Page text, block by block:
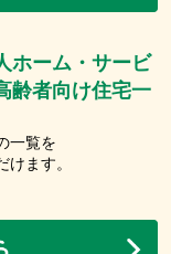
ホーム・サービ
齢者向け住宅一
一覧を
けます。